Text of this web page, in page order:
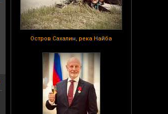
Остров Сахалин, река Найба